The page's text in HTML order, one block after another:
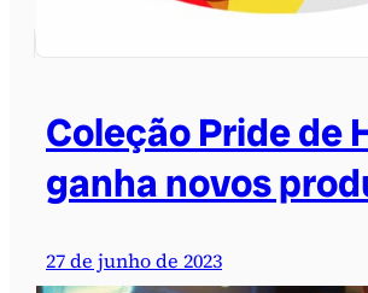
Coleção Pride de
ganha novos
27 de junho de 2023